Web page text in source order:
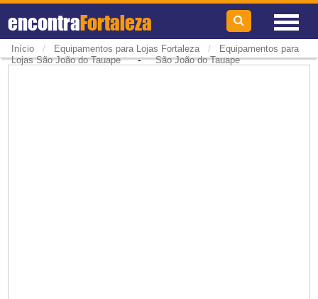
encontraFortaleza
Início / Equipamentos para Lojas Fortaleza /
Equipamentos para
Lojas São João do Tauape-São João do Tauape